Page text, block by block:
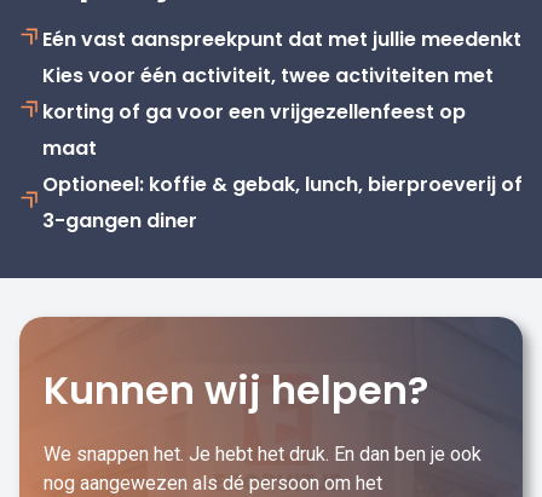
Eén vast aanspreekpunt dat met jullie meedenkt
Kies voor één activiteit, twee activiteiten met
korting of ga voor een vrijgezellenfeest op
maat
Optioneel: koffie & gebak, lunch, bierproeverij of
3-gangen diner
Kunnen wij helpen?
We snappen het. Je hebt het druk. En dan ben je ook
nog aangewezen als dé persoon om het